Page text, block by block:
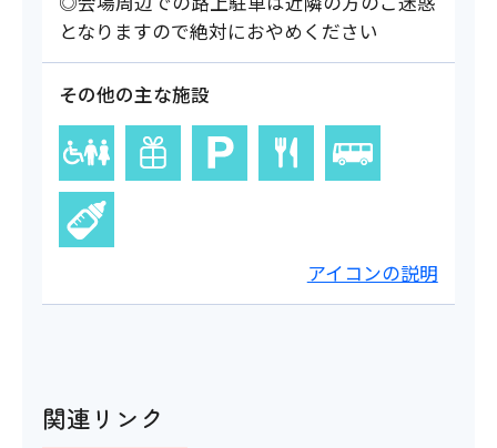
となりますので絶対におやめください
その他の主な施設
アイコンの説明
関連リンク